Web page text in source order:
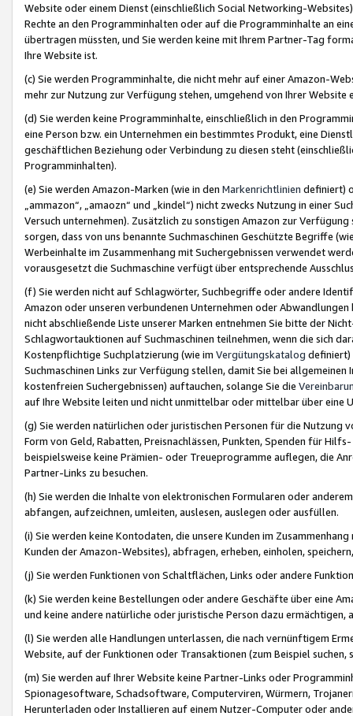
Website oder einem Dienst (einschließlich Social Networking-
Rechte an den Programminhalten oder auf die Programminhalte an
übertragen müssten, und Sie werden keine mit Ihrem Partner-Tag
Ihre Website ist.
(c) Sie werden Programminhalte, die nicht mehr auf einer Amazon-
mehr zur Nutzung zur Verfügung stehen, umgehend von Ihrer
(d) Sie werden keine Programminhalte, einschließlich in den
eine Person bzw. ein Unternehmen ein bestimmtes Produkt, eine
geschäftlichen Beziehung oder Verbindung zu diesen steht
Programminhalten).
(e) Sie werden Amazon-Marken (wie in den Markenrichtlinien definiert)
„ammazon“, „amaozn“ und „kindel“) nicht zwecks Nutzung in einer
Versuch unternehmen). Zusätzlich zu sonstigen Amazon zur
sorgen, dass von uns benannte Suchmaschinen Geschützte Begriffe
Werbeinhalte im Zusammenhang mit Suchergebnissen verwendet
vorausgesetzt die Suchmaschine verfügt über entsprechende
(f) Sie werden nicht auf Schlagwörter, Suchbegriffe oder andere
Amazon oder unseren verbundenen Unternehmen oder
nicht abschließende Liste unserer Marken entnehmen Sie bitte der
Schlagwortauktionen auf Suchmaschinen teilnehmen, wenn die sich
Kostenpflichtige Suchplatzierung (wie im Vergütungskatalog definiert)
Suchmaschinen Links zur Verfügung stellen, damit Sie bei
kostenfreien Suchergebnissen) auftauchen, solange Sie die
auf Ihre Website leiten und nicht unmittelbar oder mittelbar über eine
(g) Sie werden natürlichen oder juristischen Personen für die Nutzung
Form von Geld, Rabatten, Preisnachlässen, Punkten, Spenden für
beispielsweise keine Prämien- oder Treueprogramme auflegen, die
Partner-Links zu besuchen.
(h) Sie werden die Inhalte von elektronischen Formularen oder
abfangen, aufzeichnen, umleiten, auslesen, auslegen oder ausfüllen.
(i) Sie werden keine Kontodaten, die unsere Kunden im
Kunden der Amazon-Websites), abfragen, erheben, einholen,
(j) Sie werden Funktionen von Schaltflächen, Links oder andere
(k) Sie werden keine Bestellungen oder andere Geschäfte über eine
und keine andere natürliche oder juristische Person dazu
(l) Sie werden alle Handlungen unterlassen, die nach vernünftigem
Website, auf der Funktionen oder Transaktionen (zum Beispiel
(m) Sie werden auf Ihrer Website keine Partner-Links oder
Spionagesoftware, Schadsoftware, Computerviren, Würmern,
Herunterladen oder Installieren auf einem Nutzer-Computer oder